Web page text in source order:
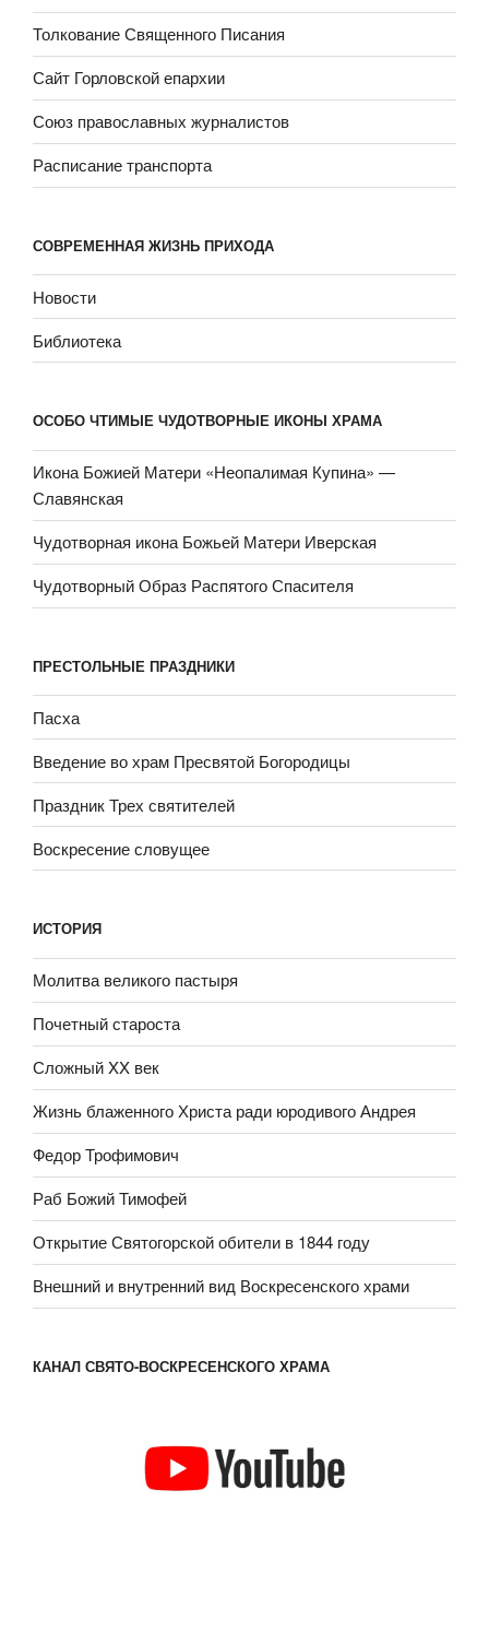
Толкование Священного Писания
Сайт Горловской епархии
Союз православных журналистов
Расписание транспорта
СОВРЕМЕННАЯ ЖИЗНЬ ПРИХОДА
Новости
Библиотека
ОСОБО ЧТИМЫЕ ЧУДОТВОРНЫЕ ИКОНЫ ХРАМА
Икона Божией Матери «Неопали­мая Купина» —
Славянская
Чудотворная икона Божьей Матери Иверская
Чудотворный Образ Распятого Спасителя
ПРЕСТОЛЬНЫЕ ПРАЗДНИКИ
Пасха
Введение во храм Пресвятой Богородицы
Праздник Трех святителей
Воскресение словущее
ИСТОРИЯ
Молитва великого пастыря
Почетный староста
Сложный XX век
Жизнь блаженного Христа ради юродивого Андрея
Федор Трофимович
Раб Божий Тимофей
Открытие Святогорской обители в 1844 году
Внешний и внутренний вид Воскресенского храми
КАНАЛ СВЯТО-ВОСКРЕСЕНСКОГО ХРАМА